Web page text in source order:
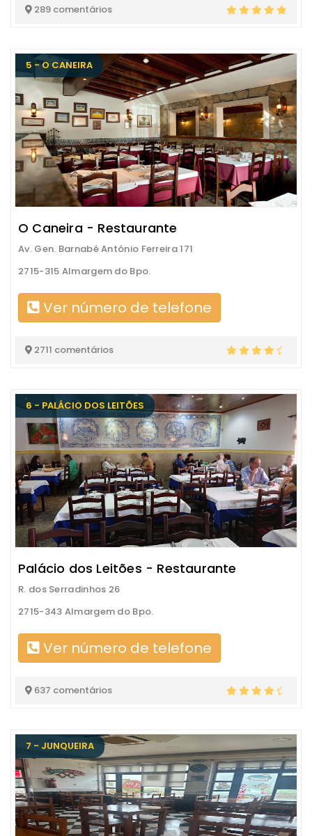
289 comentários
5 - O CANEIRA
O Caneira - Restaurante
Av. Gen. Barnabé António Ferreira 171
2715-315 Almargem do Bpo.
Ver número de telefone
2711 comentários
6 - PALÁCIO DOS LEITÕES
Palácio dos Leitões - Restaurante
R. dos Serradinhos 26
2715-343 Almargem do Bpo.
Ver número de telefone
637 comentários
7 - JUNQUEIRA